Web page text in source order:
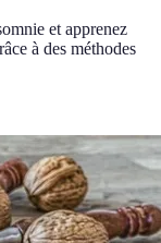
et apprenez
à des méthodes